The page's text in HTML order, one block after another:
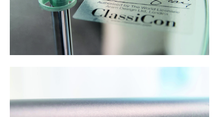
Lampes de bureau
Lampadaires et Liseuses
Lampes de sol
Lampes sans fil